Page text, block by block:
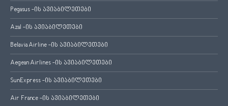
Pegasus -ის ავიაბილეთები
Azal -ის ავიაბილეთები
Belavia Airline -ის ავიაბილეთები
Aegean Airlines -ის ავიაბილეთები
SunExpress -ის ავიაბილეთები
Air France -ის ავიაბილეთები